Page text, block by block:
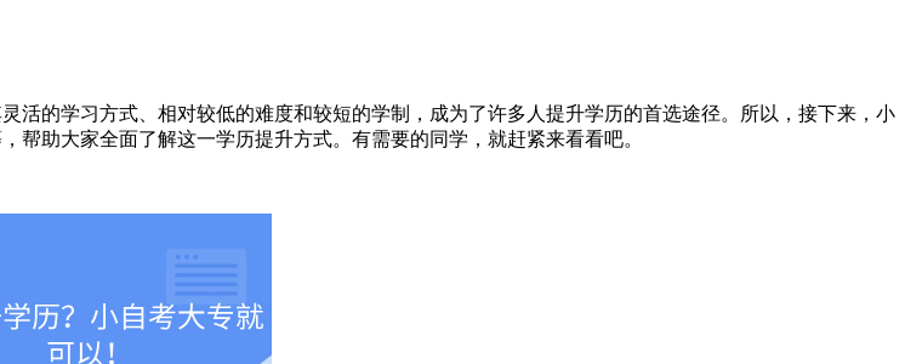
灵活的学习方式、相对较低的难度和较短的学制，成为了许多人提升学历的首选途径。所以，接下来，小
帮助大家全面了解这一学历提升方式。有需要的同学，就赶紧来看看吧。